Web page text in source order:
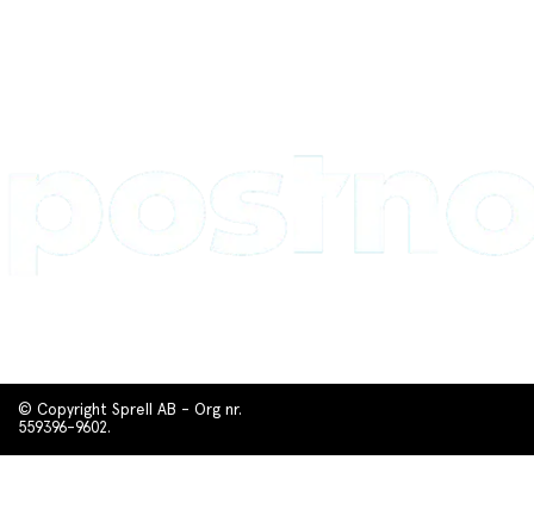
© Copyright Sprell AB - Org nr.
559396-9602.